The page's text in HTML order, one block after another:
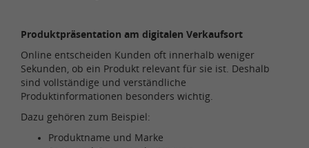
Produktpräsentation am digitalen Verkaufsort
Online entscheiden Kunden oft innerhalb weniger
Sekunden, ob ein Produkt relevant für sie ist. Deshalb
sind vollständige und verständliche
Produktinformationen besonders wichtig.
Dazu gehören zum Beispiel:
Produktname und Marke